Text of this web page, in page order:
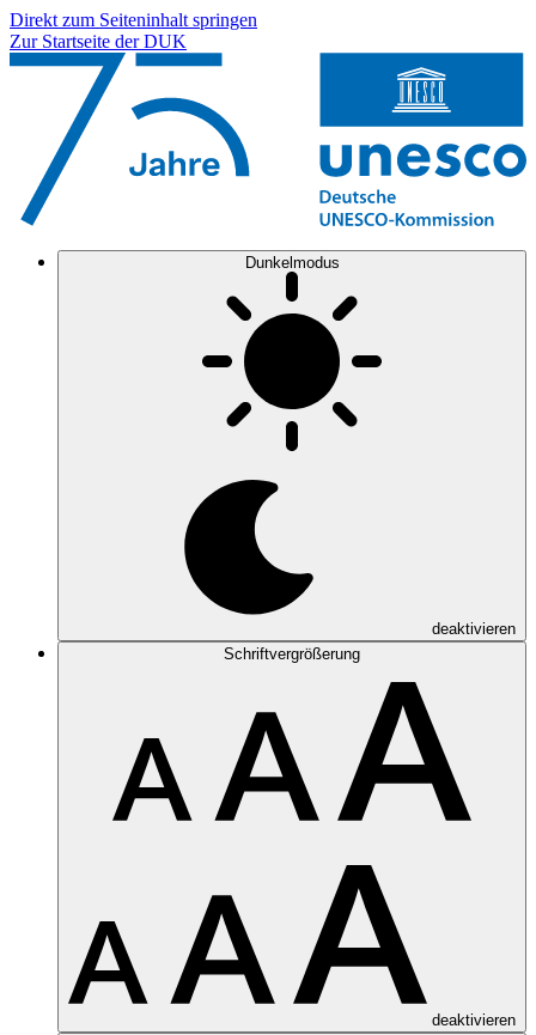
Direkt zum Seiteninhalt springen
Zur Startseite der DUK
Dunkelmodus
deaktivieren
Schriftvergrößerung
deaktivieren